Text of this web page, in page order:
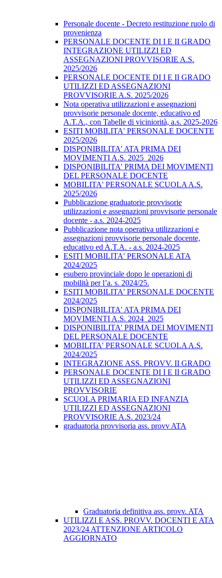
Personale docente - Decreto restituzione ruolo di
provenienza
PERSONALE DOCENTE DI I E II GRADO
INTEGRAZIONE UTILIZZI ED
ASSEGNAZIONI PROVVISORIE A.S.
2025/2026
PERSONALE DOCENTE DI I E II GRADO
UTILIZZI ED ASSEGNAZIONI
PROVVISORIE A.S. 2025/2026
Nota operativa utilizzazioni e assegnazioni
provvisorie personale docente, educativo ed
A.T.A., con Tabelle di viciniorità, a.s. 2025-2026
ESITI MOBILITA' PERSONALE DOCENTE
2025/2026
DISPONIBILITA' ATA PRIMA DEI
MOVIMENTI A.S. 2025_2026
DISPONIBILITA' PRIMA DEI MOVIMENTI
DEL PERSONALE DOCENTE
MOBILITA' PERSONALE SCUOLA A.S.
2025/2026
Pubblicazione graduatorie provvisorie
utilizzazioni e assegnazioni provvisorie personale
docente - a.s. 2024-2025
Pubblicazione nota operativa utilizzazioni e
assegnazioni provvisorie personale docente,
educativo ed A.T.A. - a.s. 2024-2025
ESITI MOBILITA' PERSONALE ATA
2024/2025
esubero provinciale dopo le operazioni di
mobilità per l’a. s. 2024/25.
ESITI MOBILITA' PERSONALE DOCENTE
2024/2025
DISPONIBILITA' ATA PRIMA DEI
MOVIMENTI A.S. 2024_2025
DISPONIBILITA' PRIMA DEI MOVIMENTI
DEL PERSONALE DOCENTE
MOBILITA' PERSONALE SCUOLA A.S.
2024/2025
INTEGRAZIONE ASS. PROVV. II GRADO
PERSONALE DOCENTE DI I E II GRADO
UTILIZZI ED ASSEGNAZIONI
PROVVISORIE
SCUOLA PRIMARIA ED INFANZIA
UTILIZZI ED ASSEGNAZIONI
PROVVISORIE A.S. 2023/24
graduatoria provvisoria ass. provv ATA
Graduatoria definitiva ass. provv. ATA
UTILIZZI E ASS. PROVV. DOCENTI E ATA
2023/24 ATTENZIONE ARTICOLO
AGGIORNATO